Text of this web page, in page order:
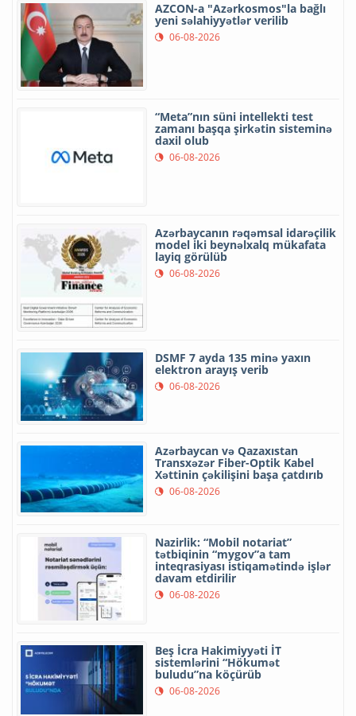
AZCON-a "Azərkosmos"la bağlı
yeni səlahiyyətlər verilib
06-08-2026
“Meta”nın süni intellekti test
zamanı başqa şirkətin sisteminə
daxil olub
06-08-2026
Azərbaycanın rəqəmsal idarəçilik
model iki beynəlxalq mükafata
layiq görülüb
06-08-2026
DSMF 7 ayda 135 minə yaxın
elektron arayış verib
06-08-2026
Azərbaycan və Qazaxıstan
Transxəzər Fiber-Optik Kabel
Xəttinin çəkilişini başa çatdırıb
06-08-2026
Nazirlik: “Mobil notariat”
tətbiqinin “mygov”a tam
inteqrasiyası istiqamətində işlər
davam etdirilir
06-08-2026
Beş İcra Hakimiyyəti İT
sistemlərini “Hökumət
buludu”na köçürüb
06-08-2026